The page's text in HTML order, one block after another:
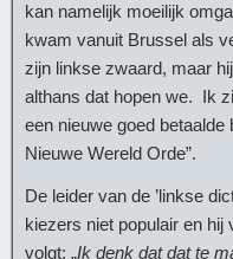
kan namelijk moeilijk
kwam vanuit Brussel als
zijn linkse zwaard, maar
althans dat hopen we. Ik
een nieuwe goed betaalde
Nieuwe Wereld Orde”.
De leider van de ’linkse
kiezers niet populair en hij
volgt: „Ik denk dat dat te